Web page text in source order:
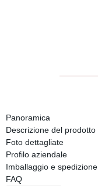
Panoramica
Descrizione del prodotto
Foto dettagliate
Profilo aziendale
Imballaggio e spedizione
FAQ